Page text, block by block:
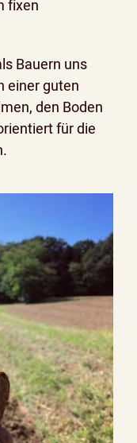
fixen
Bauern uns
einer guten
den Boden
für die